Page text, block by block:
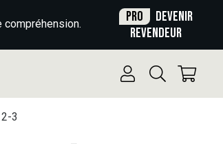
Pro
Devenir
revendeur
3